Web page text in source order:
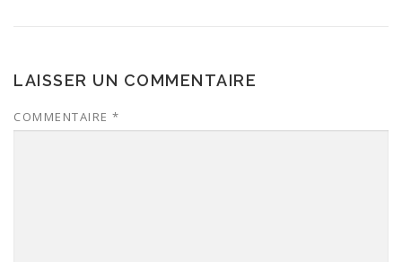
LAISSER UN COMMENTAIRE
COMMENTAIRE *